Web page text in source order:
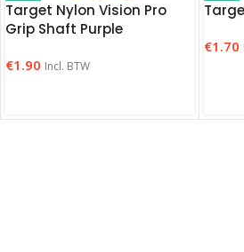
Target Nylon Vision Pro
Grip Shaft Purple
€1.90 Incl. BTW
€1.70